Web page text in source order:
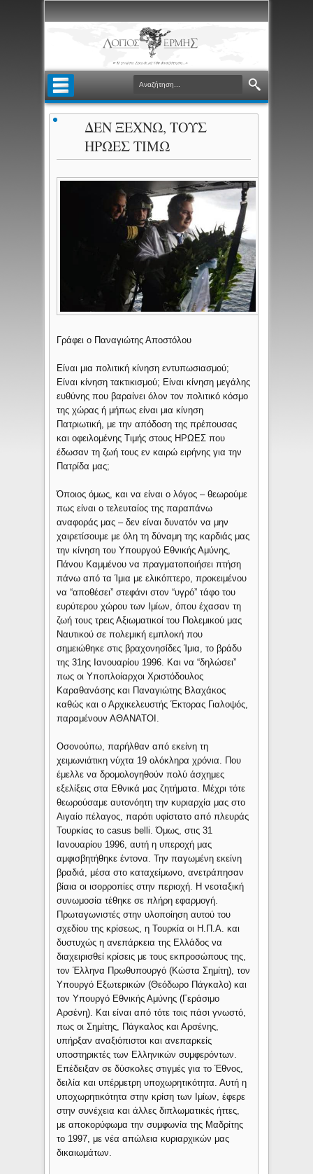
ΔΕΝ ΞΕΧΝΩ, ΤΟΥΣ
ΗΡΩΕΣ ΤΙΜΩ
Γράφει ο Παναγιώτης Αποστόλου
Είναι μια πολιτική κίνηση εντυπωσιασμού;
Είναι κίνηση τακτικισμού; Είναι κίνηση μεγάλης
ευθύνης που βαραίνει όλον τον πολιτικό κόσμο
της χώρας ή μήπως είναι μια κίνηση
Πατριωτική, με την απόδοση της πρέπουσας
και οφειλομένης Τιμής στους ΗΡΩΕΣ που
έδωσαν τη ζωή τους εν καιρώ ειρήνης για την
Πατρίδα μας;
Όποιος όμως, και να είναι ο λόγος – θεωρούμε
πως είναι ο τελευταίος της παραπάνω
αναφοράς μας – δεν είναι δυνατόν να μην
χαιρετίσουμε με όλη τη δύναμη της καρδιάς μας
την κίνηση του Υπουργού Εθνικής Αμύνης,
Πάνου Καμμένου να πραγματοποιήσει πτήση
πάνω από τα Ίμια με ελικόπτερο, προκειμένου
να “αποθέσει” στεφάνι στον “υγρό” τάφο του
ευρύτερου χώρου των Ιμίων, όπου έχασαν τη
ζωή τους τρεις Αξιωματικοί του Πολεμικού μας
Ναυτικού σε πολεμική εμπλοκή που
σημειώθηκε στις βραχονησίδες Ίμια, το βράδυ
της 31ης Ιανουαρίου 1996. Και να “δηλώσει”
πως οι Υποπλοίαρχοι Χριστόδουλος
Καραθανάσης και Παναγιώτης Βλαχάκος
καθώς και ο Αρχικελευστής Έκτορας Γιαλοψός,
παραμένουν ΑΘΑΝΑΤΟΙ.
Οσονούπω, παρήλθαν από εκείνη τη
χειμωνιάτικη νύχτα 19 ολόκληρα χρόνια. Που
έμελλε να δρομολογηθούν πολύ άσχημες
εξελίξεις στα Εθνικά μας ζητήματα. Μέχρι τότε
θεωρούσαμε αυτονόητη την κυριαρχία μας στο
Αιγαίο πέλαγος, παρότι υφίστατο από πλευράς
Τουρκίας το casus belli. Όμως, στις 31
Ιανουαρίου 1996, αυτή η υπεροχή μας
αμφισβητήθηκε έντονα. Την παγωμένη εκείνη
βραδιά, μέσα στο καταχείμωνο, ανετράπησαν
βίαια οι ισορροπίες στην περιοχή. Η νεοταξική
συνωμοσία τέθηκε σε πλήρη εφαρμογή.
Πρωταγωνιστές στην υλοποίηση αυτού του
σχεδίου της κρίσεως, η Τουρκία οι Η.Π.Α. και
δυστυχώς η ανεπάρκεια της Ελλάδος να
διαχειρισθεί κρίσεις με τους εκπροσώπους της,
τον Έλληνα Πρωθυπουργό (Κώστα Σημίτη), τον
Υπουργό Εξωτερικών (Θεόδωρο Πάγκαλο) και
τον Υπουργό Εθνικής Αμύνης (Γεράσιμο
Αρσένη). Και είναι από τότε τοις πάσι γνωστό,
πως οι Σημίτης, Πάγκαλος και Αρσένης,
υπήρξαν αναξιόπιστοι και ανεπαρκείς
υποστηρικτές των Ελληνικών συμφερόντων.
Επέδειξαν σε δύσκολες στιγμές για το Έθνος,
δειλία και υπέρμετρη υποχωρητικότητα. Αυτή η
υποχωρητικότητα στην κρίση των Ιμίων, έφερε
στην συνέχεια και άλλες διπλωματικές ήττες,
με αποκορύφωμα την συμφωνία της Μαδρίτης
το 1997, με νέα απώλεια κυριαρχικών μας
δικαιωμάτων.